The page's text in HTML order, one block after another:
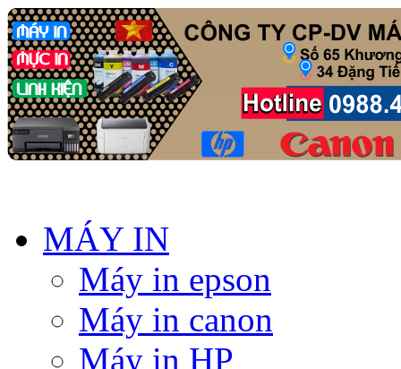
MÁY IN
Máy in epson
Máy in canon
Máy in HP